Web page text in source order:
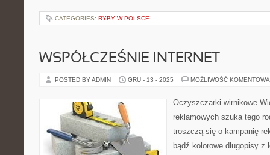
CATEGORIES: RYBY W POLSCE
WSPÓŁCZEŚNIE INTERNET
POSTED BY ADMIN GRU - 13 - 2025 MOŻLIWOŚĆ
Oczyszczarki wirnikowe
reklamowych szuka tego
troszczą się o kampanię
bądź kolorowe długopisy